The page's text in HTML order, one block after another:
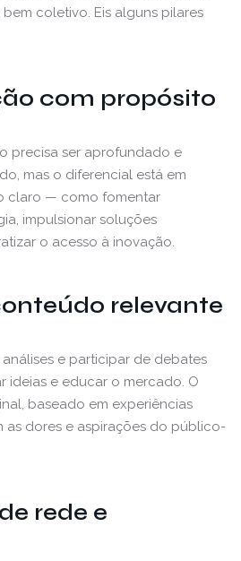
coletivo. Eis alguns pilares
com propósito
precisa ser aprofundado e
mas o diferencial está em
claro — como fomentar
impulsionar soluções
o acesso à inovação.
relevante
e participar de debates
ideias e educar o mercado. O
baseado em experiências
as dores e aspirações do público-
rede e